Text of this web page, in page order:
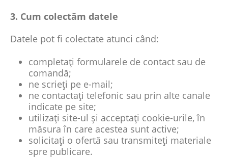
3. Cum colectăm datele
Datele pot fi colectate atunci când:
completați formularele de contact sau de
comandă;
ne scrieți pe e-mail;
ne contactați telefonic sau prin alte canale
indicate pe site;
utilizați site-ul și acceptați cookie-urile, în
măsura în care acestea sunt active;
solicitați o ofertă sau transmiteți materiale
spre publicare.